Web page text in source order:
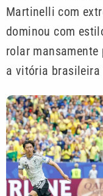
Martinelli com
dominou com
rolar mansamente
a vitória brasileira